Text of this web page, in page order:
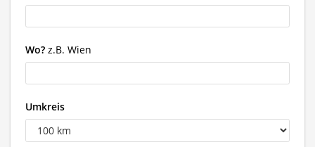
Wo? z.B. Wien
Umkreis